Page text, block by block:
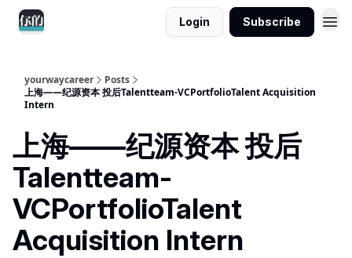
Login Subscribe
yourwaycareer
Posts
上海——纪源资本 投后Talentteam-VCPortfolioTalent Acquisition
Intern
上海——纪源资本 投后
Talentteam-
VCPortfolioTalent
Acquisition Intern